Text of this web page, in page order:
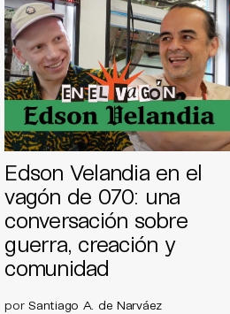
Edson Velandia en el
vagón de 070: una
conversación sobre
guerra, creación y
comunidad
porSantiago A. de Narváez